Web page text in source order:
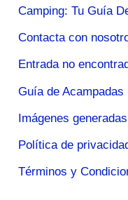
Camping: Tu Guía
Contacta con
Entrada no
Guía de
Imágenes
Política de
Términos y